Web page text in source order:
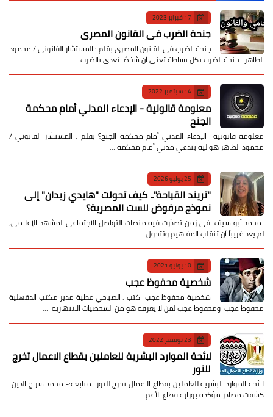
17 فبراير 2023
جنحة الضرب في القانون المصري
جنحة الضرب في القانون المصري بقلم : المستشار القانوني / محمود
الطاهر جنحة الضرب بكل بساطة تعني أن شخصًا تعدى بالضرب…
14 سبتمبر 2022
معلومة قانونية - الإدعاء المدني أمام محكمة
الجنح
معلومة قانونية الإدعاء المدني أمام محكمة الجنح؟ بقلم : المستشار القانوني /
محمود الطاهر هو ليه بندعي مدني أمام محكمة …
25 يوليو 2026
​"تريند القباحة".. كيف تحولت "هايدي زيدان" إلى
نموذج مرفوض للست المصرية؟
​ محمد أبو سيف ​في زمن تصدّرت فيه منصات التواصل الاجتماعي المشهد الإعلامي،
لم يعد غريباً أن تنقلب المفاهيم وتتحول …
10 يونيو 2021
شخصية محفوظ عجب
شخصية محفوظ عجب كتب : الصباحي عطية مدير مكتب الدقهلية
محفوظ عجب ومحفوظ عجب لمن لا يعرفه هو من الشخصيات الانتهازية ا…
23 نوفمبر 2022
لائحة الموارد البشرية للعاملين بقطاع الاعمال تخرج
للنور
لائحة الموارد البشرية للعاملين بقطاع الاعمال تخرج للنور متابعه:- محمد سراج الدين
كشفت مصادر مؤكدة بوزارة قطاع الأعم…